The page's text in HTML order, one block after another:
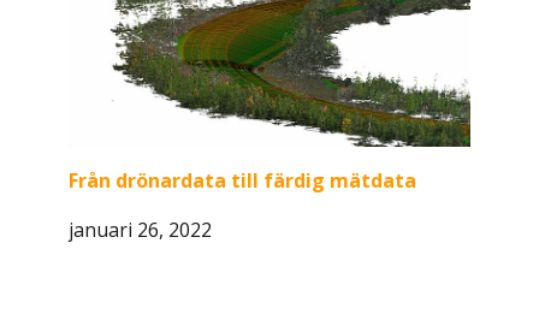
Från drönardata till färdig mätdata
januari 26, 2022